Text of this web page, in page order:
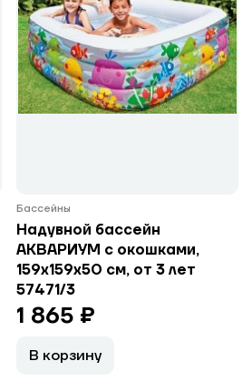
Бассейны
Надувной бассейн
АКВАРИУМ с окошками,
159х159х50 см, от 3 лет
57471/3
1 865 ₽
В корзину